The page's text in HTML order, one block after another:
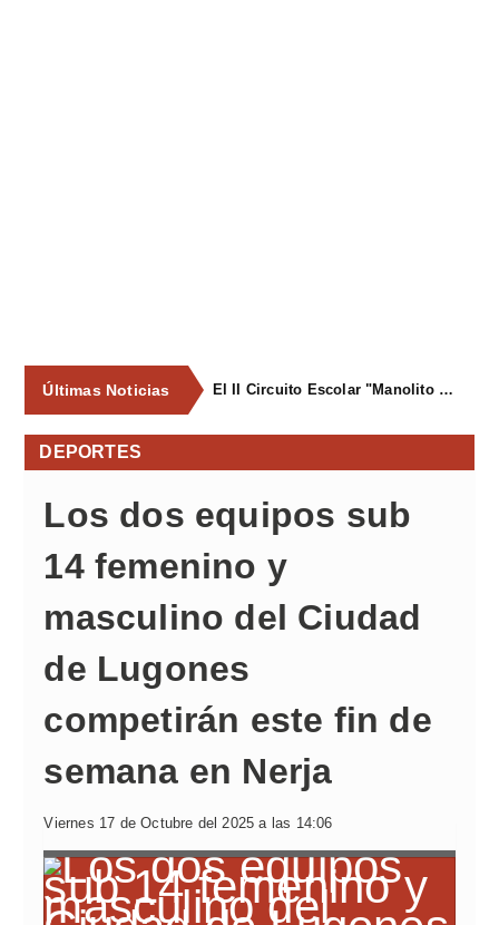
Últimas Noticias El II Circuito Escolar "Manolito el Pegu" volvió a reunir a las jóvenes promesas del ciclismo asturiano en El Carbayu
DEPORTES
Los dos equipos sub
14 femenino y
masculino del Ciudad
de Lugones
competirán este fin de
semana en Nerja
Viernes 17 de Octubre del 2025 a las 14:06